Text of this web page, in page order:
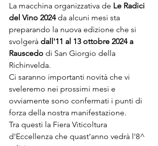
La macchina organizzativa de Le Radici
del Vino 2024 da alcuni mesi sta
preparando la nuova edizione che si
svolgerà dall'11 al 13 ottobre 2024 a
Rauscedo di San Giorgio della
Richinvelda.
Ci saranno importanti novità che vi
sveleremo nei prossimi mesi e
ovviamente sono confermati i punti di
forza della nostra manifestazione.
Tra questi la Fiera Viticoltura
d'Eccellenza che quast'anno vedrà l'8^